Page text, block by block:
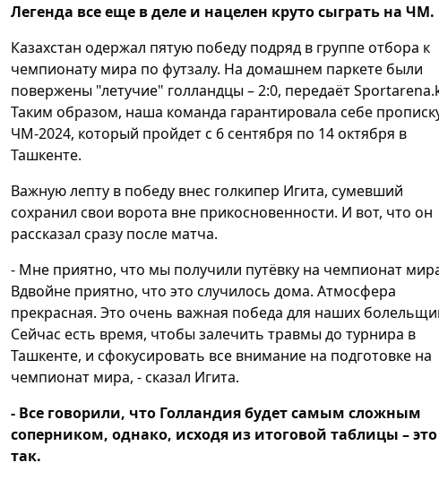
Легенда все еще в деле и нацелен круто сыграть на ЧМ.
Казахстан одержал пятую победу подряд в группе отбора к
чемпионату мира по футзалу. На домашнем паркете были
повержены "летучие" голландцы – 2:0, передаёт
Таким образом, наша команда гарантировала себе
ЧМ-2024, который пройдет с 6 сентября по 14 октября в
Ташкенте.
Важную лепту в победу внес голкипер Игита, сумевший
сохранил свои ворота вне прикосновенности. И вот, что он
рассказал сразу после матча.
- Мне приятно, что мы получили путёвку на чемпионат
Вдвойне приятно, что это случилось дома. Атмосфера
прекрасная. Это очень важная победа для наших
Сейчас есть время, чтобы залечить травмы до турнира в
Ташкенте, и сфокусировать все внимание на подготовке на
чемпионат мира, - сказал Игита.
- Все говорили, что Голландия будет самым сложным
соперником, однако, исходя из итоговой таблицы –
так.